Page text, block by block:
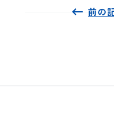
前の